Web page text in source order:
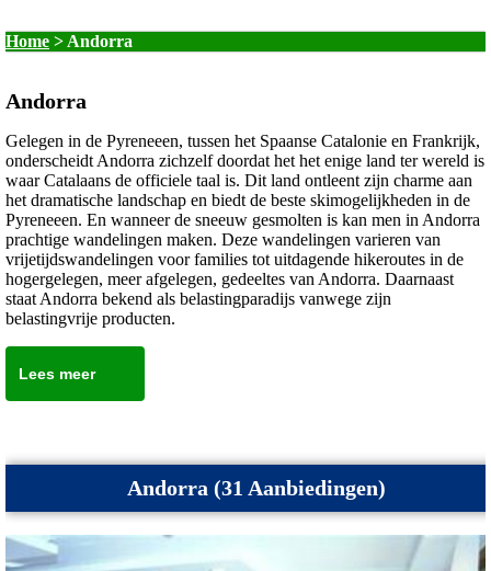
Home > Andorra
Andorra
Gelegen in de Pyreneeen, tussen het Spaanse Catalonie en Frankrijk,
onderscheidt Andorra zichzelf doordat het het enige land ter wereld is
waar Catalaans de officiele taal is. Dit land ontleent zijn charme aan
het dramatische landschap en biedt de beste skimogelijkheden in de
Pyreneeen. En wanneer de sneeuw gesmolten is kan men in Andorra
prachtige wandelingen maken. Deze wandelingen varieren van
vrijetijdswandelingen voor families tot uitdagende hikeroutes in de
hogergelegen, meer afgelegen, gedeeltes van Andorra. Daarnaast
staat Andorra bekend als belastingparadijs vanwege zijn
belastingvrije producten.
Lees meer
Andorra (31 Aanbiedingen)